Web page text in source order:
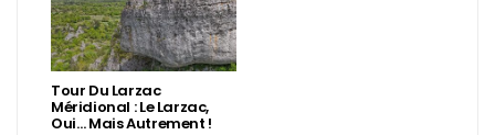
Tour Du Larzac
Méridional : Le Larzac,
Oui… Mais Autrement !